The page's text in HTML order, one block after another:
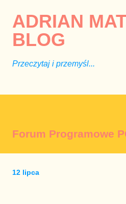
ADRIAN
BLOG
Przeczytaj i przemyśl...
Forum Programowe
12 lipca